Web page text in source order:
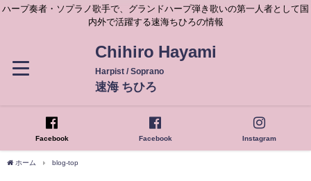
ハープ奏者・ソプラノ歌手で、グランドハープ弾き歌いの第一人者として国
内外で活躍する速海ちひろの情報
Chihiro Hayami
Harpist / Soprano
速海 ちひろ
Facebook Facebook Instagram
ホーム blog-top